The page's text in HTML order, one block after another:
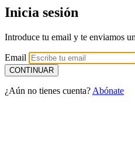
Inicia sesión
Introduce tu email y te enviamos
Email
¿Aún no tienes cuenta? Abónate